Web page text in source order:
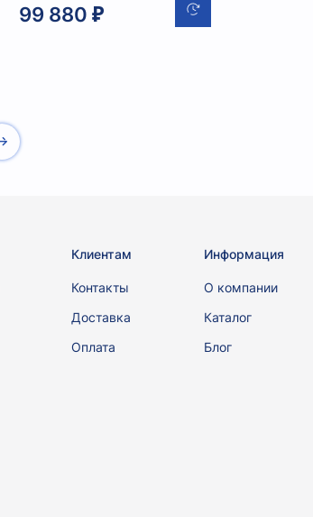
99 880 ₽
Клиентам
Контакты
Доставка
Оплата
Информация
О компании
Каталог
Блог